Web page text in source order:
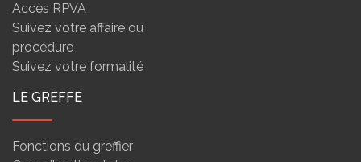
Accès RPVA
Suivez votre affaire ou
procédure
Suivez votre formalité
LE GREFFE
Fonctions du greffier